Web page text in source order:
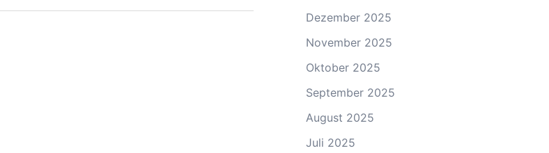
Dezember 2025
November 2025
Oktober 2025
September 2025
August 2025
Juli 2025